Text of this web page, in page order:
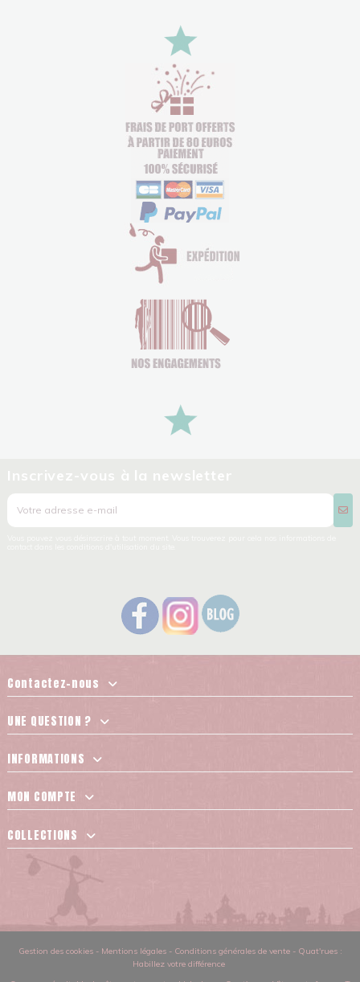
Contactez-nous
UNE QUESTION ?
INFORMATIONS
MON COMPTE
COLLECTIONS
Gestion des cookies- Mentions légales- Conditions générales de vente- Quat'rues :
Habillez votre différence